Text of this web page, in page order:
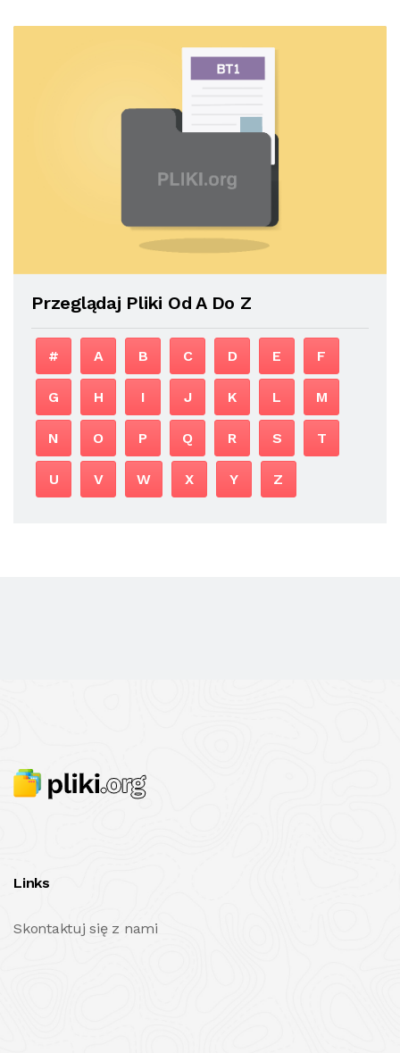
Przeglądaj Pliki Od A Do Z
# A B C D E F
G H I J K L M
N O P Q R S T
U V W X Y Z
Links
Skontaktuj się z nami